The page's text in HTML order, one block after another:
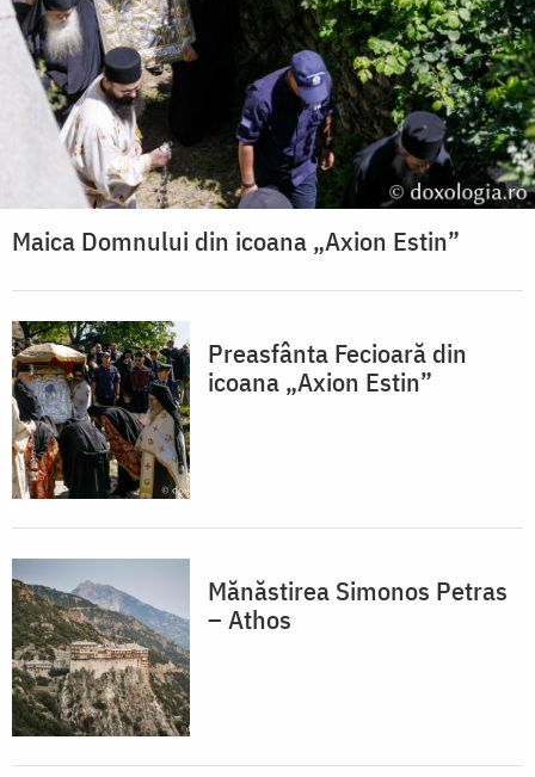
Maica Domnului din icoana „Axion Estin”
Preasfânta Fecioară din
icoana „Axion Estin”
Mănăstirea Simonos Petras
– Athos